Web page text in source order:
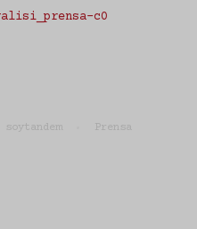
soytandem Prensa